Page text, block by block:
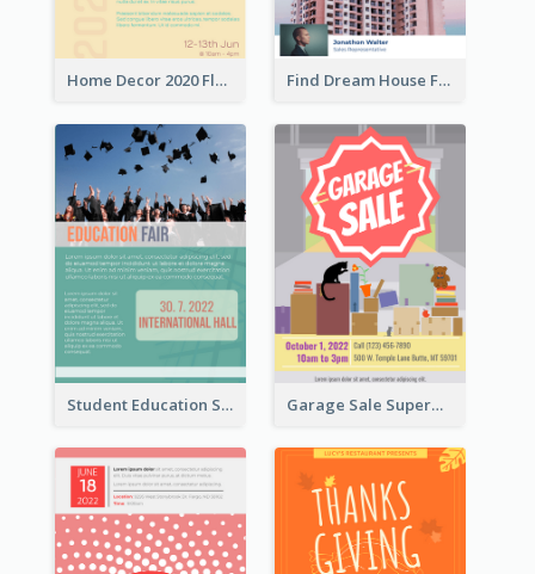
Home Decor 2020 Flyer Find Dream House Flyer
Student Education Study Flyer Garage Sale Supermarket Flyer